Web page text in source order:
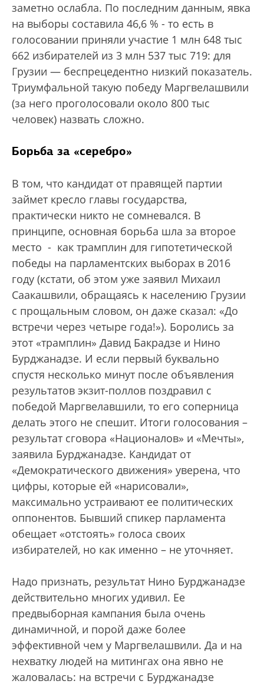
заметно ослабла. По последним данным, явка
на выборы составила 46,6 % - то есть в
голосовании приняли участие 1 млн 648 тыс
662 избирателей из 3 млн 537 тыс 719: для
Грузии — беспрецедентно низкий показатель.
Триумфальной такую победу Маргвелашвили
(за него проголосовали около 800 тыс
человек) назвать сложно.
Борьба за «серебро»
В том, что кандидат от правящей партии
займет кресло главы государства,
практически никто не сомневался. В
принципе, основная борьба шла за второе
место - как трамплин для гипотетической
победы на парламентских выборах в 2016
году (кстати, об этом уже заявил Михаил
Саакашвили, обращаясь к населению Грузии
с прощальным словом, он даже сказал: «До
встречи через четыре года!»). Боролись за
этот «трамплин» Давид Бакрадзе и Нино
Бурджанадзе. И если первый буквально
спустя несколько минут после объявления
результатов экзит-поллов поздравил с
победой Маргвелавшили, то его соперница
делать этого не спешит. Итоги голосования –
результат сговора «Националов» и «Мечты»,
заявила Бурджанадзе. Кандидат от
«Демократического движения» уверена, что
цифры, которые ей «нарисовали»,
максимально устраивают ее политических
оппонентов. Бывший спикер парламента
обещает «отстоять» голоса своих
избирателей, но как именно – не уточняет.
Надо признать, результат Нино Бурджанадзе
действительно многих удивил. Ее
предвыборная кампания была очень
динамичной, и порой даже более
эффективной чем у Маргвелашвили. Да и на
нехватку людей на митингах она явно не
жаловалась: на встречи с Бурджанадзе